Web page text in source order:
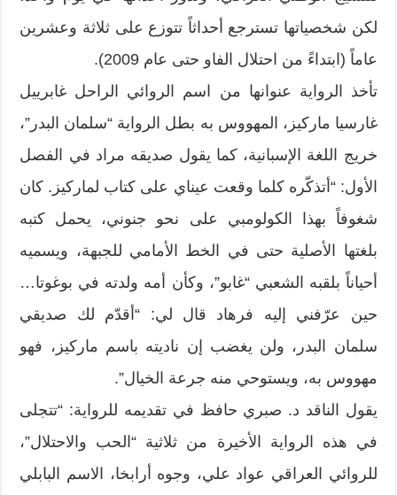
لكن شخصياتها تسترجع أحداثاً تتوزع على ثلاثة وعشرين
عاماً (ابتداءً من احتلال الفاو حتى عام 2009).
تأخذ الرواية عنوانها من اسم الروائي الراحل غابرييل
غارسيا ماركيز، المهووس به بطل الرواية “سلمان البدر”،
خريج اللغة الإسبانية، كما يقول صديقه مراد في الفصل
الأول: “أتذكّره كلما وقعت عيناي على كتاب لماركيز. كان
شغوفاً بهذا الكولومبي على نحو جنوني، يحمل كتبه
بلغتها الأصلية حتى في الخط الأمامي للجبهة، ويسميه
أحياناً بلقبه الشعبي “غابو”، وكأن أمه ولدته في بوغوتا…
حين عرّفني إليه فرهاد قال لي: “أقدّم لك صديقي
سلمان البدر، ولن يغضب إن ناديته باسم ماركيز، فهو
مهووس به، ويستوحي منه جرعة الخيال”.
يقول الناقد د. صبري حافظ في تقديمه للرواية: “تتجلى
في هذه الرواية الأخيرة من ثلاثية “الحب والاحتلال”،
للروائي العراقي عواد علي، وجوه أرابخا، الاسم البابلي